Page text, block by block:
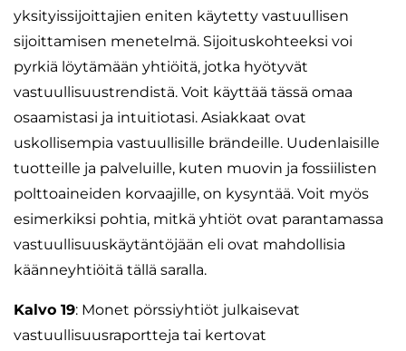
yksityissijoittajien eniten käytetty vastuullisen
sijoittamisen menetelmä. Sijoituskohteeksi voi
pyrkiä löytämään yhtiöitä, jotka hyötyvät
vastuullisuustrendistä. Voit käyttää tässä omaa
osaamistasi ja intuitiotasi. Asiakkaat ovat
uskollisempia vastuullisille brändeille. Uudenlaisille
tuotteille ja palveluille, kuten muovin ja fossiilisten
polttoaineiden korvaajille, on kysyntää. Voit myös
esimerkiksi pohtia, mitkä yhtiöt ovat parantamassa
vastuullisuuskäytäntöjään eli ovat mahdollisia
käänneyhtiöitä tällä saralla.
Kalvo 19: Monet pörssiyhtiöt julkaisevat
vastuullisuusraportteja tai kertovat